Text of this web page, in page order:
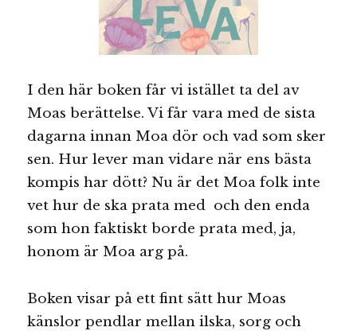
I den här boken får vi istället ta del av
Moas berättelse. Vi får vara med de sista
dagarna innan Moa dör och vad som sker
sen. Hur lever man vidare när ens bästa
kompis har dött? Nu är det Moa folk inte
vet hur de ska prata med och den enda
som hon faktiskt borde prata med, ja,
honom är Moa arg på.
Boken visar på ett fint sätt hur Moas
känslor pendlar mellan ilska, sorg och